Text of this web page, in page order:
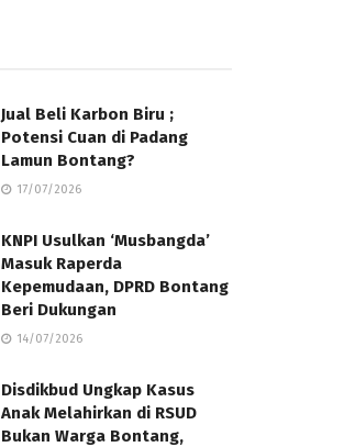
Jual Beli Karbon Biru ;
Potensi Cuan di Padang
Lamun Bontang?
17/07/2026
KNPI Usulkan ‘Musbangda’
Masuk Raperda
Kepemudaan, DPRD Bontang
Beri Dukungan
14/07/2026
Disdikbud Ungkap Kasus
Anak Melahirkan di RSUD
Bukan Warga Bontang,